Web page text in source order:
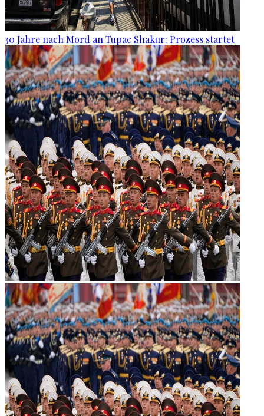
30 Jahre nach Mord an Tupac Shakur: Prozess startet